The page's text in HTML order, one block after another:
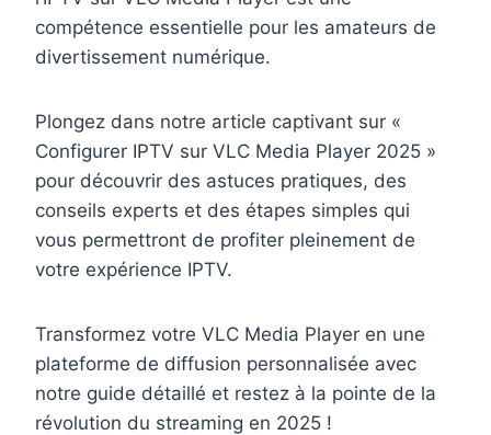
compétence essentielle pour les amateurs de
divertissement numérique.
Plongez dans notre article captivant sur «
Configurer IPTV sur VLC Media Player 2025 »
pour découvrir des astuces pratiques, des
conseils experts et des étapes simples qui
vous permettront de profiter pleinement de
votre expérience IPTV.
Transformez votre VLC Media Player en une
plateforme de diffusion personnalisée avec
notre guide détaillé et restez à la pointe de la
révolution du streaming en 2025 !